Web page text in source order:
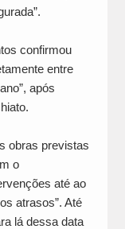
confirmou
entre
após
obras previstas
o
até ao
atrasos”. Até
lá dessa data